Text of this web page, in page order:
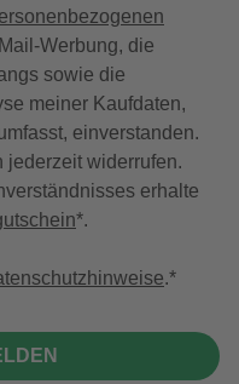
Werbung, die
sowie die
meiner Kaufdaten,
einverstanden.
jederzeit widerrufen.
erhalte
*.
.